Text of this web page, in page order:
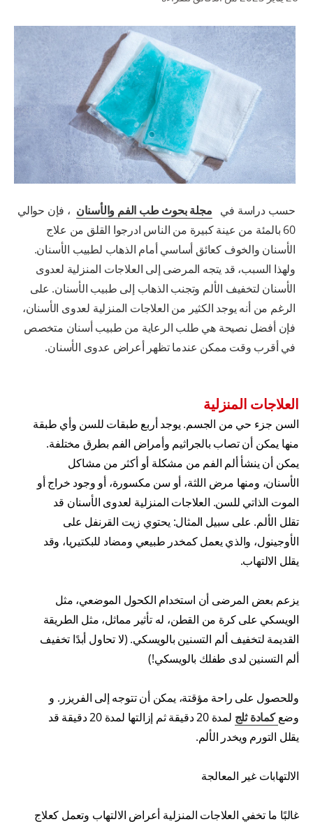
للمحترفين
الولايات المتحدة (الإنجليزية)
حسب دراسة في مجلة بحوث طب الفم والأسنان ، فإن حوالي
60 بالمئة من عينة كبيرة من الناس ادرجوا القلق من علاج
الأسنان والخوف كعائق أساسي أمام الذهاب لطبيب الأسنان.
ولهذا السبب، قد يتجه المرضى إلى العلاجات المنزلية لعدوى
الأسنان لتخفيف الألم وتجنب الذهاب إلى طبيب الأسنان. على
الرغم من أنه يوجد الكثير من العلاجات المنزلية لعدوى الأسنان،
فإن أفضل نصيحة هي طلب الرعاية من طبيب أسنان متخصص
في أقرب وقت ممكن عندما تظهر أعراض عدوى الأسنان.
العلاجات المنزلية
السن جزء حي من الجسم. يوجد أربع طبقات للسن وأي طبقة
منها يمكن أن تصاب بالجراثيم وأمراض الفم بطرق مختلفة.
يمكن أن ينشأ ألم الفم من مشكلة أو أكثر من مشاكل
الأسنان، ومنها مرض اللثة، أو سن مكسورة، أو وجود خراج أو
الموت الذاتي للسن. العلاجات المنزلية لعدوى الأسنان قد
تقلل الألم. على سبيل المثال: يحتوي زيت القرنفل على
الأوجينول، والذي يعمل كمخدر طبيعي ومضاد للبكتيريا، وقد
يقلل الالتهاب.
يزعم بعض المرضى أن استخدام الكحول الموضعي، مثل
الويسكي على كرة من القطن، له تأثير مماثل، مثل الطريقة
القديمة لتخفيف ألم التسنين بالويسكي. (لا تحاول أبدًا تخفيف
ألم التسنين لدى طفلك بالويسكي!)
وللحصول على راحة مؤقتة، يمكن أن تتوجه إلى الفريزر. و
وضعكمادة ثلج
لمدة 20 دقيقة ثم إزالتها لمدة 20 دقيقة قد
يقلل التورم ويخدر الألم.
الالتهابات غير المعالجة
غالبًا ما تخفي العلاجات المنزلية أعراض الالتهاب وتعمل كعلاج